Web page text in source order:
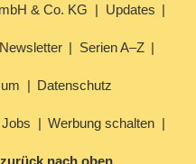
& Co. KG Updates
Newsletter Serien A–Z
Datenschutz
Jobs Werbung schalten
zurück nach oben